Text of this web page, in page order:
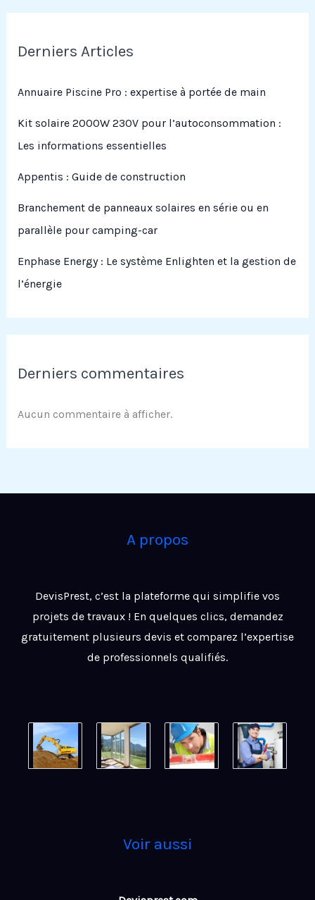
Derniers Articles
Annuaire Piscine Pro : expertise à portée de main
Kit solaire 2000W 230V pour l’autoconsommation :
Les informations essentielles
Appentis : Guide de construction
Branchement de panneaux solaires en série ou en
parallèle pour camping-car
Enphase Energy : Le système Enlighten et la gestion de
l’énergie
Derniers commentaires
Aucun commentaire à afficher.
A propos
DevisPrest, c’est la plateforme qui simplifie vos
projets de travaux ! En quelques clics, demandez
gratuitement plusieurs devis et comparez l’expertise
de professionnels qualifiés.
Voir aussi